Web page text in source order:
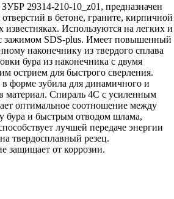
29314-210-10_z01, предназначен
отверстий в бетоне, граните, кирпичной
известняках. Используются на легких и
зажимом SDS-plus. Имеет повышенный
наконечнику из твердого сплава
бура из наконечника с двумя
острием для быстрого сверления.
форме зубила для динамичного и
материал. Спираль 4С с усиленным
оптимальное соотношение между
бура и быстрым отводом шлама,
лучшей передаче энергии
твердосплавный резец.
защищает от коррозии.